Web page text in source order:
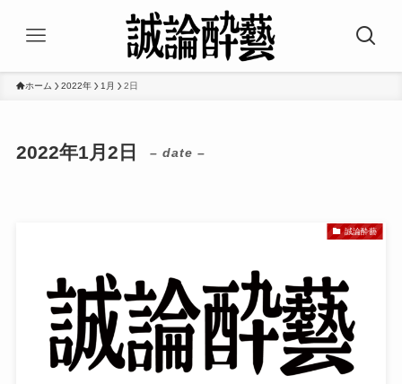
ホーム 2022年 1月 2日
2022年1月2日 – date –
誠論酔藝